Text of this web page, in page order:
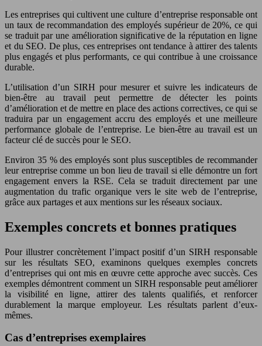
Les entreprises qui cultivent une culture d’entreprise responsable ont
un taux de recommandation des employés supérieur de 20%, ce qui
se traduit par une amélioration significative de la réputation en ligne
et du SEO. De plus, ces entreprises ont tendance à attirer des talents
plus engagés et plus performants, ce qui contribue à une croissance
durable.
L’utilisation d’un SIRH pour mesurer et suivre les indicateurs de
bien-être au travail peut permettre de détecter les points
d’amélioration et de mettre en place des actions correctives, ce qui se
traduira par un engagement accru des employés et une meilleure
performance globale de l’entreprise. Le bien-être au travail est un
facteur clé de succès pour le SEO.
Environ 35 % des employés sont plus susceptibles de recommander
leur entreprise comme un bon lieu de travail si elle démontre un fort
engagement envers la RSE. Cela se traduit directement par une
augmentation du trafic organique vers le site web de l’entreprise,
grâce aux partages et aux mentions sur les réseaux sociaux.
Exemples concrets et bonnes pratiques
Pour illustrer concrètement l’impact positif d’un SIRH responsable
sur les résultats SEO, examinons quelques exemples concrets
d’entreprises qui ont mis en œuvre cette approche avec succès. Ces
exemples démontrent comment un SIRH responsable peut améliorer
la visibilité en ligne, attirer des talents qualifiés, et renforcer
durablement la marque employeur. Les résultats parlent d’eux-
mêmes.
Cas d’entreprises exemplaires